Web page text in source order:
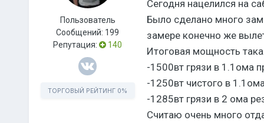
Пользователь
Сообщений: 199
Репутация:
140
ТОРГОВЫЙ РЕЙТИНГ 0%
Сегодня нацелился на
Было сделано много
замере конечно же
Итоговая мощность
-1500вт грязи в 1.1ома
-1250вт чистого в
-1285вт грязи в 2 ома
Считаю очень много